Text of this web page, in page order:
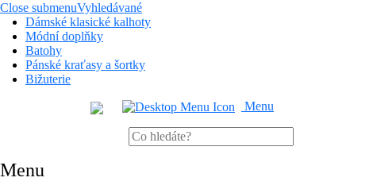
Close submenuVyhledávané
Dámské klasické kalhoty
Módní doplňky
Batohy
Pánské kraťasy a šortky
Bižuterie
Menu
Menu